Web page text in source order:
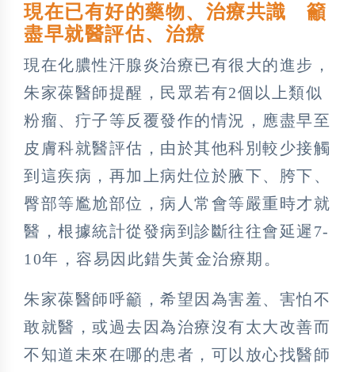
現在已有好的藥物、治療共識 籲
盡早就醫評估、治療
現在化膿性汗腺炎治療已有很大的進步，
朱家葆醫師提醒，民眾若有2個以上類似
粉瘤、疔子等反覆發作的情況，應盡早至
皮膚科就醫評估，由於其他科別較少接觸
到這疾病，再加上病灶位於腋下、胯下、
臀部等尷尬部位，病人常會等嚴重時才就
醫，根據統計從發病到診斷往往會延遲7-
10年，容易因此錯失黃金治療期。
朱家葆醫師呼籲，希望因為害羞、害怕不
敢就醫，或過去因為治療沒有太大改善而
不知道未來在哪的患者，可以放心找醫師